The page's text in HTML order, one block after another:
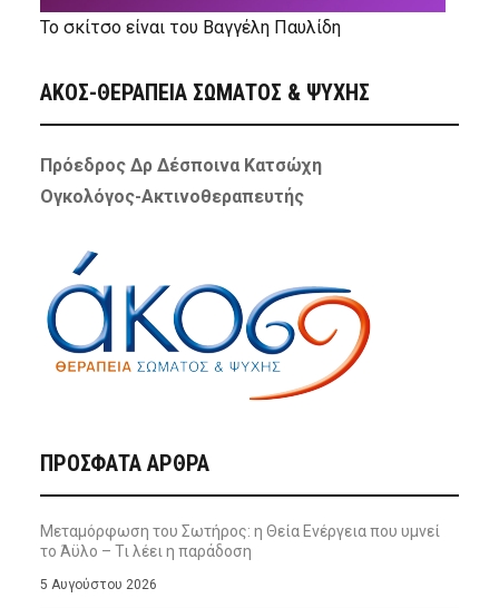
Το σκίτσο είναι του Βαγγέλη Παυλίδη
ΑΚΟΣ-ΘΕΡΑΠΕΙΑ ΣΩΜΑΤΟΣ & ΨΥΧΗΣ
Πρόεδρος Δρ Δέσποινα Κατσώχη
Ογκολόγος-Ακτινοθεραπευτής
ΠΡΌΣΦΑΤΑ ΆΡΘΡΑ
Μεταμόρφωση του Σωτήρος: η Θεία Ενέργεια που υμνεί
το Άϋλο – Τι λέει η παράδοση
5 Αυγούστου 2026